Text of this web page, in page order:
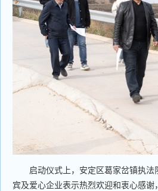
启动仪式上，安定区葛家岔镇执法
宾及爱心企业表示热烈欢迎和衷心感